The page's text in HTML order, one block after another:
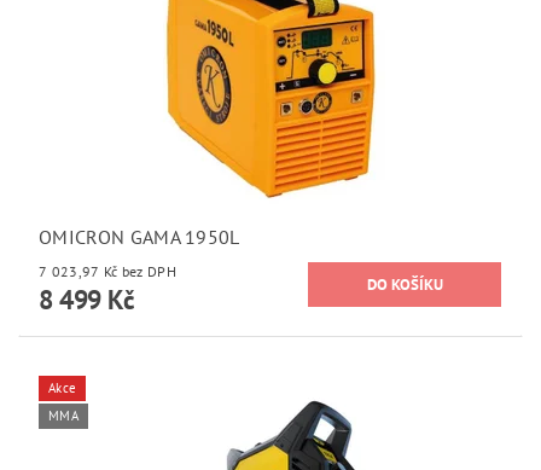
OMICRON GAMA 1950L
7 023,97 Kč bez DPH
8 499 Kč
Akce
MMA